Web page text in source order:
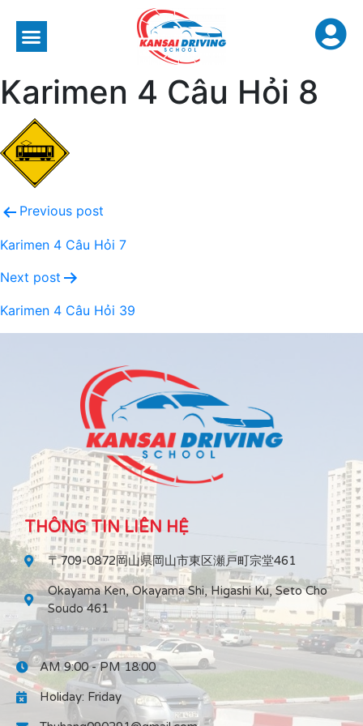
Karimen 4 Câu Hỏi 8
Previous post
Karimen 4 Câu Hỏi 7
Next post
Karimen 4 Câu Hỏi 39
THÔNG TIN LIÊN HỆ
〒709-0872岡山県岡山市東区瀬戸町宗堂461
Okayama Ken, Okayama Shi, Higashi Ku, Seto Cho
Soudo 461
AM 9:00 - PM 18:00
Holiday: Friday